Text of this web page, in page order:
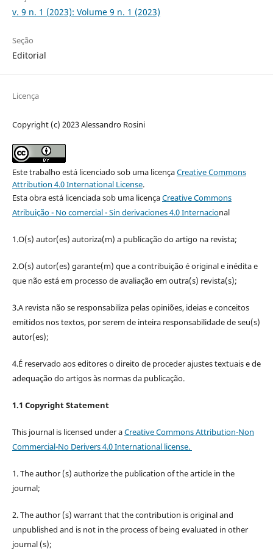
v. 9 n. 1 (2023): Volume 9 n. 1 (2023)
Seção
Editorial
Licença
Copyright (c) 2023 Alessandro Rosini
Este trabalho está licenciado sob uma licençaCreative Commons
Attribution 4.0 International License.
Esta obra está licenciada sob uma licençaCreative Commons
Atribuição - No comercial - Sin derivaciones 4.0 Internacional
1.O(s) autor(es) autoriza(m) a publicação do artigo na revista;
2.O(s) autor(es) garante(m) que a contribuição é original e inédita e
que não está em processo de avaliação em outra(s) revista(s);
3.A revista não se responsabiliza pelas opiniões, ideias e conceitos
emitidos nos textos, por serem de inteira responsabilidade de seu(s)
autor(es);
4.É reservado aos editores o direito de proceder ajustes textuais e de
adequação do artigos às normas da publicação.
1.1 Copyright Statement
This journal is licensed under aCreative Commons Attribution-Non
Commercial-No Derivers 4.0 International license.
1. The author (s) authorize the publication of the article in the
journal;
2. The author (s) warrant that the contribution is original and
unpublished and is not in the process of being evaluated in other
journal (s);